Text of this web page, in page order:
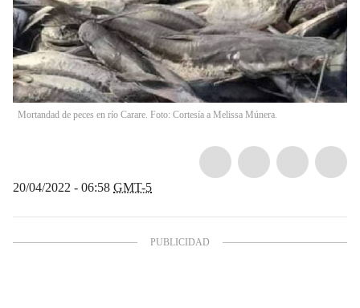
Mortandad de peces en río Carare. Foto: Cortesía a Melissa Múnera.
20/04/2022 - 06:58 GMT-5